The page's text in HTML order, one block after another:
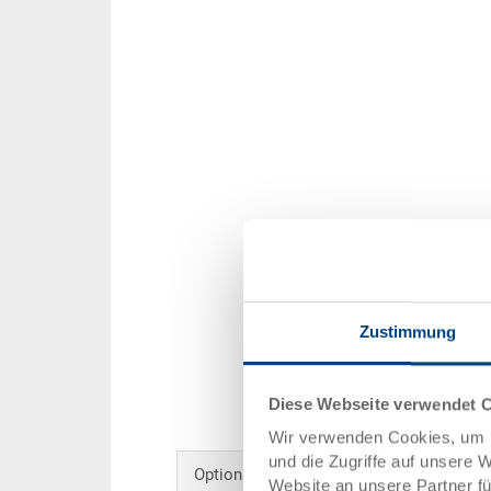
Zustimmung
Diese Webseite verwendet
Wir verwenden Cookies,
und die Zugriffe auf unsere
Website an unsere Partner
Optionales Zubehör